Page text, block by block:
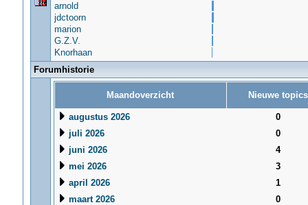
arnold
jdctoorn
marion
G.Z.V.
Knorhaan
Forumhistorie
Maandoverzicht Nieuwe topics
augustus 2026
0
juli 2026
0
juni 2026
4
mei 2026
3
april 2026
1
maart 2026
0